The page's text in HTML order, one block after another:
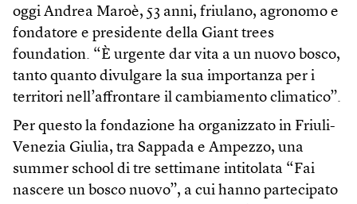
oggi Andrea Maroè, 53 anni, friulano, agronomo e
fondatore e presidente della Giant trees
foundation. “È urgente dar vita a un nuovo bosco,
tanto quanto divulgare la sua importanza per i
territori nell’affrontare il cambiamento climatico”.
Per questo la fondazione ha organizzato in Friuli-
Venezia Giulia, tra Sappada e Ampezzo, una
summer school di tre settimane intitolata “Fai
nascere un bosco nuovo”, a cui hanno partecipato